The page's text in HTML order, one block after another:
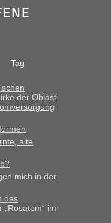
im Text gleich
angezeigt "auf dieser
• Re: Mit dem Zug in
daß es ein Zug von
kann man die
erste Umsteigefreie
Tag
der Oblast
alte
mich in der
das
„Rosatom“ im